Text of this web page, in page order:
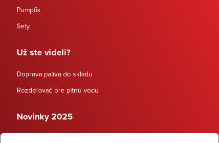
Pumpfix
Sety
Už ste videli?
Doprava paliva do skladu
Rozdeľovač pre pitnú vodu
Novinky 2025